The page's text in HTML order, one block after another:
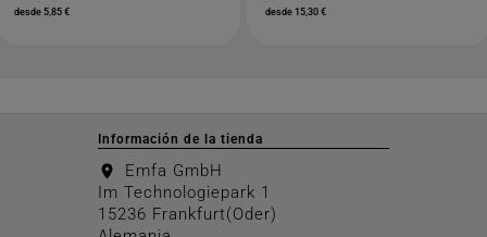
desde 5,85 € desde 15,30 €
Información de la tienda
location_on
Emfa GmbH
Im Technologiepark 1
15236 Frankfurt(Oder)